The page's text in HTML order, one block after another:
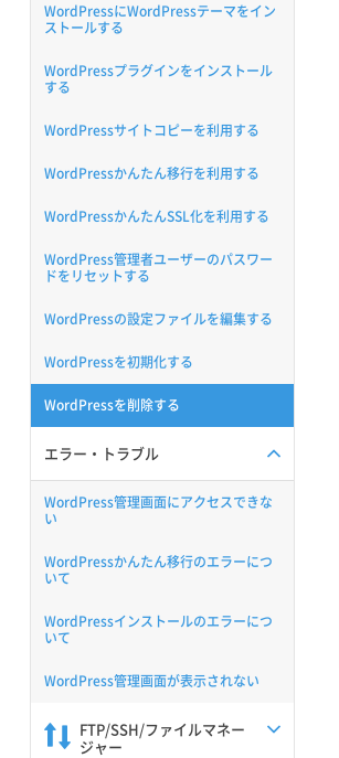
WordPressにWordPressテーマをイン
ストールする
WordPressプラグインをインストール
する
WordPressサイトコピーを利用する
WordPressかんたん移行を利用する
WordPressかんたんSSL化を利用する
WordPress管理者ユーザーのパスワー
ドをリセットする
WordPressの設定ファイルを編集する
WordPressを初期化する
WordPressを削除する
エラー・トラブル
WordPress管理画面にアクセスできな
い
WordPressかんたん移行のエラーにつ
いて
WordPressインストールのエラーにつ
いて
WordPress管理画面が表示されない
FTP/SSH/ファイルマネー
ジャー